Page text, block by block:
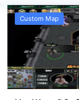
Custom Map